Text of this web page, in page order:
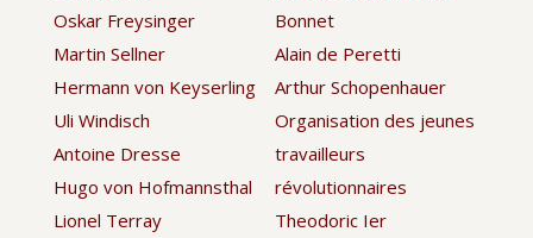
Oskar Freysinger
Martin Sellner
Hermann von Keyserling
Uli Windisch
Antoine Dresse
Hugo von Hofmannsthal
Lionel Terray
Bonnet
Alain de Peretti
Arthur Schopenhauer
Organisation des jeunes
travailleurs
révolutionnaires
Theodoric Ier